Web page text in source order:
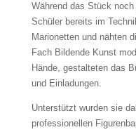
Während das Stück
Schüler bereits im
Marionetten und nähten
Fach Bildende Kunst
Hände, gestalteten das
und Einladungen.
Unterstützt wurden sie
professionellen